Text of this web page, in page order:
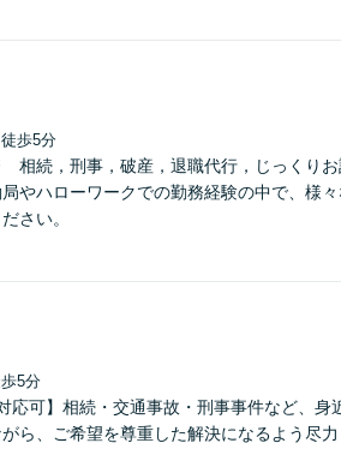
歩5分
続，刑事，破産，退職代行，じっくりお
やハローワークでの勤務経験の中で、様
さい。
5分
応可】相続・交通事故・刑事事件など、
ら、ご希望を尊重した解決になるよう尽力